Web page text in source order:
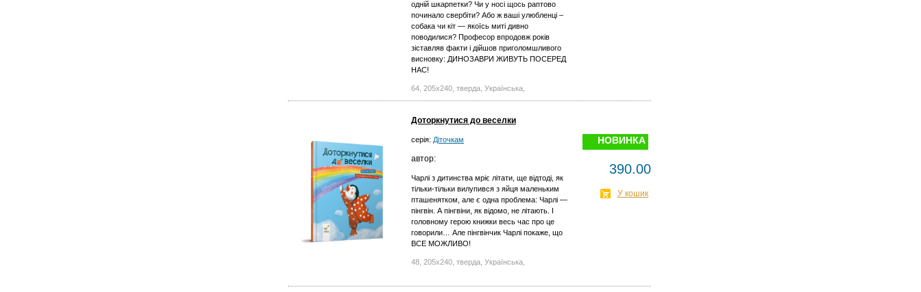
одній шкарпетки? Чи у носі щось раптово
починало свербіти? Або ж ваші улюбленці –
собака чи кіт — якоїсь миті дивно
поводилися? Професор впродовж років
зіставляв факти і дійшов приголомшливого
висновку: ДИНОЗАВРИ ЖИВУТЬ ПОСЕРЕД
НАС!
64, 205х240, тверда, Українська,
НОВИНКА
390.00
У кошик
Доторкнутися до веселки
серія: Діточкам
автор:
Чарлі з дитинства мріє літати, ще відтоді, як
тільки-тільки вилупився з яйця маленьким
пташенятком, але є одна проблема: Чарлі —
пінгвін. А пінгвіни, як відомо, не літають. І
головному герою книжки весь час про це
говорили… Але пінгвінчик Чарлі покаже, що
ВСЕ МОЖЛИВО!
48, 205х240, тверда, Українська,